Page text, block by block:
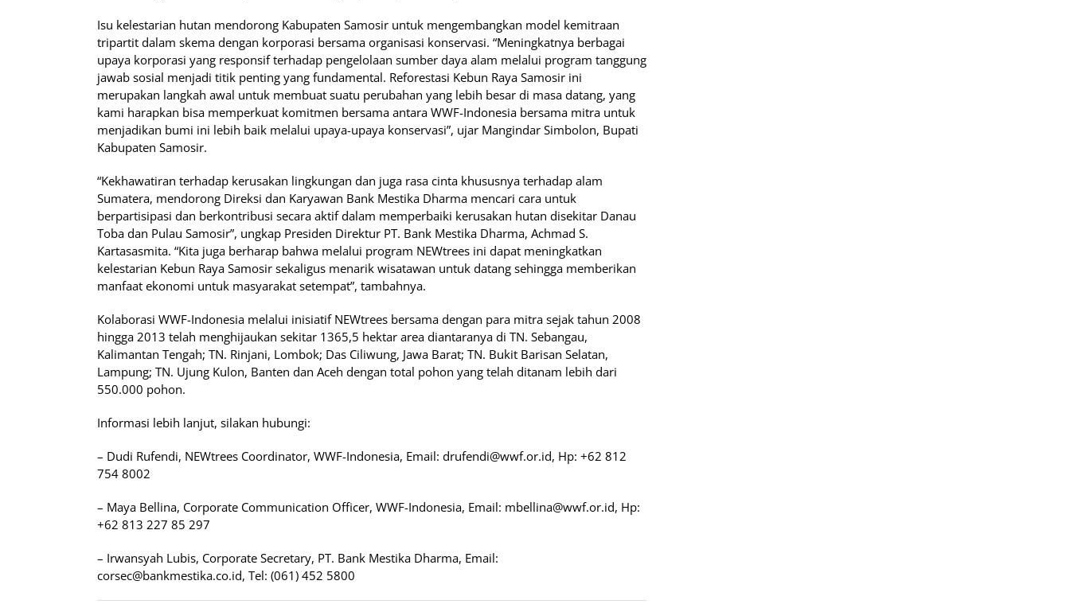
Isu kelestarian hutan mendorong Kabupaten Samosir untuk mengembangkan model kemitraan
tripartit dalam skema dengan korporasi bersama organisasi konservasi. “Meningkatnya berbagai
upaya korporasi yang responsif terhadap pengelolaan sumber daya alam melalui program tanggung
jawab sosial menjadi titik penting yang fundamental. Reforestasi Kebun Raya Samosir ini
merupakan langkah awal untuk membuat suatu perubahan yang lebih besar di masa datang, yang
kami harapkan bisa memperkuat komitmen bersama antara WWF-Indonesia bersama mitra untuk
menjadikan bumi ini lebih baik melalui upaya-upaya konservasi”, ujar Mangindar Simbolon, Bupati
Kabupaten Samosir.
“Kekhawatiran terhadap kerusakan lingkungan dan juga rasa cinta khususnya terhadap alam
Sumatera, mendorong Direksi dan Karyawan Bank Mestika Dharma mencari cara untuk
berpartisipasi dan berkontribusi secara aktif dalam memperbaiki kerusakan hutan disekitar Danau
Toba dan Pulau Samosir”, ungkap Presiden Direktur PT. Bank Mestika Dharma, Achmad S.
Kartasasmita. “Kita juga berharap bahwa melalui program NEWtrees ini dapat meningkatkan
kelestarian Kebun Raya Samosir sekaligus menarik wisatawan untuk datang sehingga memberikan
manfaat ekonomi untuk masyarakat setempat”, tambahnya.
Kolaborasi WWF-Indonesia melalui inisiatif NEWtrees bersama dengan para mitra sejak tahun 2008
hingga 2013 telah menghijaukan sekitar 1365,5 hektar area diantaranya di TN. Sebangau,
Kalimantan Tengah; TN. Rinjani, Lombok; Das Ciliwung, Jawa Barat; TN. Bukit Barisan Selatan,
Lampung; TN. Ujung Kulon, Banten dan Aceh dengan total pohon yang telah ditanam lebih dari
550.000 pohon.
Informasi lebih lanjut, silakan hubungi:
– Dudi Rufendi, NEWtrees Coordinator, WWF-Indonesia, Email: drufendi@wwf.or.id, Hp: +62 812
754 8002
– Maya Bellina, Corporate Communication Officer, WWF-Indonesia, Email: mbellina@wwf.or.id, Hp:
+62 813 227 85 297
– Irwansyah Lubis, Corporate Secretary, PT. Bank Mestika Dharma, Email:
corsec@bankmestika.co.id, Tel: (061) 452 5800